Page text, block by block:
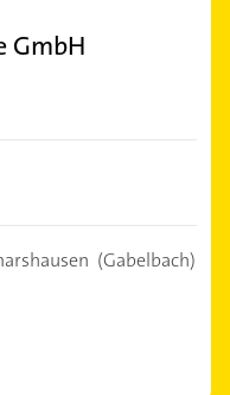
GmbH
(Gabelbach)